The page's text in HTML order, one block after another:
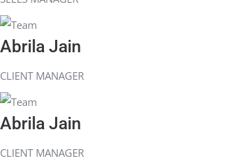
Abrila Jain
CLIENT MANAGER
Abrila Jain
CLIENT MANAGER